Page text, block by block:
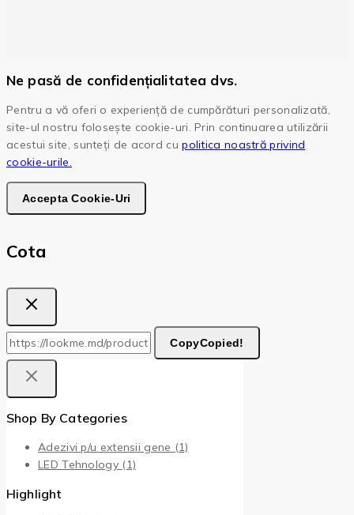
Ne pasă de confidențialitatea dvs.
Pentru a vă oferi o experiență de cumpărături personalizată,
site-ul nostru folosește cookie-uri. Prin continuarea utilizării
acestui site, sunteți de acord cupolitica noastră privind
cookie-urile.
Accepta Cookie-Uri
Cota
CopyCopied!
Shop By Categories
Adezivi p/u extensii gene (1)
LED Tehnology (1)
Highlight